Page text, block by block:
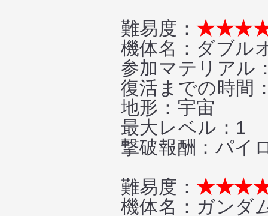
難易度：
機体名：ダブル
参加マテリアル
復活までの時間
地形：宇宙
最大レベル：1
撃破報酬：パイ
難易度：
機体名：ガンダ